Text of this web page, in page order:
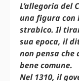
L’allegoria del
una figura con
strabico. Il
sua epoca, il
non pensa che
bene comune.
Nel 1310, il